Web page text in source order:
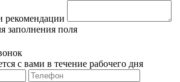
рекомендации
заполнения поля
с вами в течение рабочего дня